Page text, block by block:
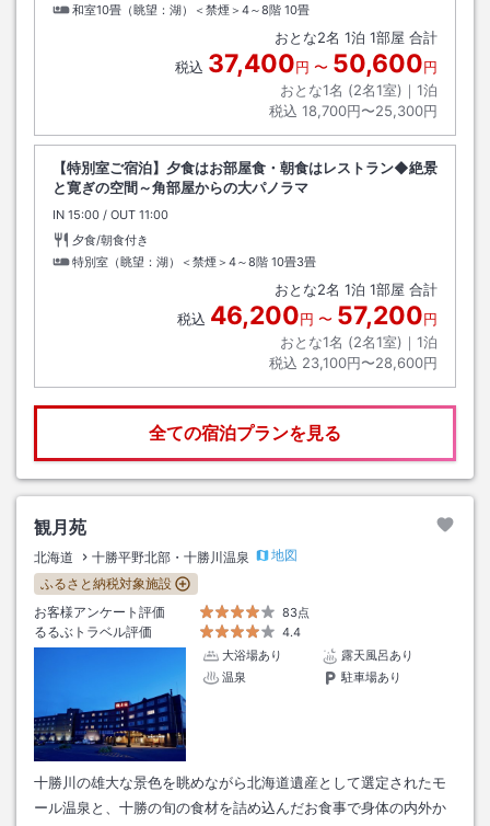
和室10畳（眺望：湖）＜禁煙＞4～8階 10畳
おとな2名 1泊 1部屋 合計
税込 37,400円 〜 50,600円
おとな1名 (2名1室)｜ 1泊
税込 18,700円〜25,300円
【特別室ご宿泊】夕食はお部屋食・朝食はレストラン◆絶景
と寛ぎの空間～角部屋からの大パノラマ
IN チェックイン
15:00 / OUT チェックアウト
11:00
夕食/朝食付き
特別室（眺望：湖）＜禁煙＞4～8階 10畳3畳
おとな2名 1泊 1部屋 合計
税込 46,200円 〜 57,200円
おとな1名 (2名1室)｜ 1泊
税込 23,100円〜28,600円
全ての宿泊プランを見る
観月苑
北海道 十勝平野北部・十勝川温泉
地図
ふるさと納税対象施設
お客様アンケート評価
83点
るるぶトラベル評価
4.4
大浴場あり
露天風呂あり
温泉
駐車場あり
十勝川の雄大な景色を眺めながら北海道遺産として選定されたモ
ール温泉と、十勝の旬の食材を詰め込んだお食事で身体の内外か